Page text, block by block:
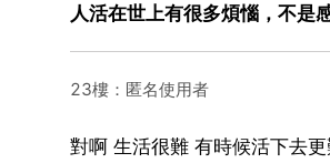
人活在世上有很多煩惱，不是
23樓：匿名使用者
對啊 生活很難 有時候活下去